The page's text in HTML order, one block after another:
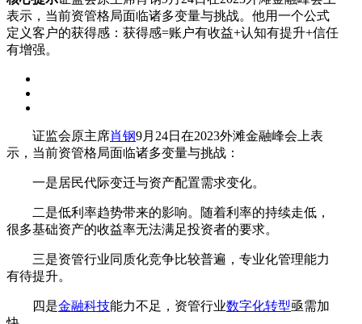
表示，当前资管格局面临诸多变量与挑战。他用一个公式
定义客户的获得感：获得感=账户有收益+认知有提升+信任
有增强。
证监会原主席肖钢9月24日在2023外滩金融峰会上表
示，当前资管格局面临诸多变量与挑战：
一是居民代际变迁与资产配置需求变化。
二是低利率趋势带来的影响。随着利率的持续走低，
很多基础资产的收益率无法满足投资者的要求。
三是资管行业同质化竞争比较普遍，专业化管理能力
有待提升。
四是金融科技能力不足，资管行业数字化转型亟需加